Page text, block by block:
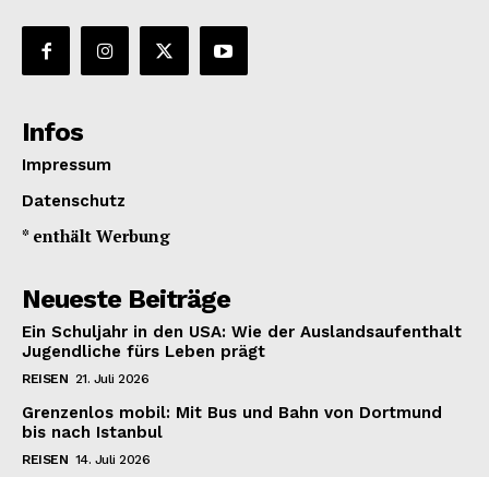
Infos
Impressum
Datenschutz
* enthält Werbung
Neueste Beiträge
Ein Schuljahr in den USA: Wie der Auslandsaufenthalt
Jugendliche fürs Leben prägt
REISEN 21. Juli 2026
Grenzenlos mobil: Mit Bus und Bahn von Dortmund
bis nach Istanbul
REISEN 14. Juli 2026